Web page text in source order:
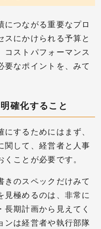
につながる重要なプロ
スにかけられる予算と
コストパフォーマンス
要なポイントを、みて
確化すること
するためにはまず、
関して、経営者と人事
ことが必要です。
きのスペックだけみて
見極めるのは、非常に
期計画から見えてく
ンは経営者や執行部隊